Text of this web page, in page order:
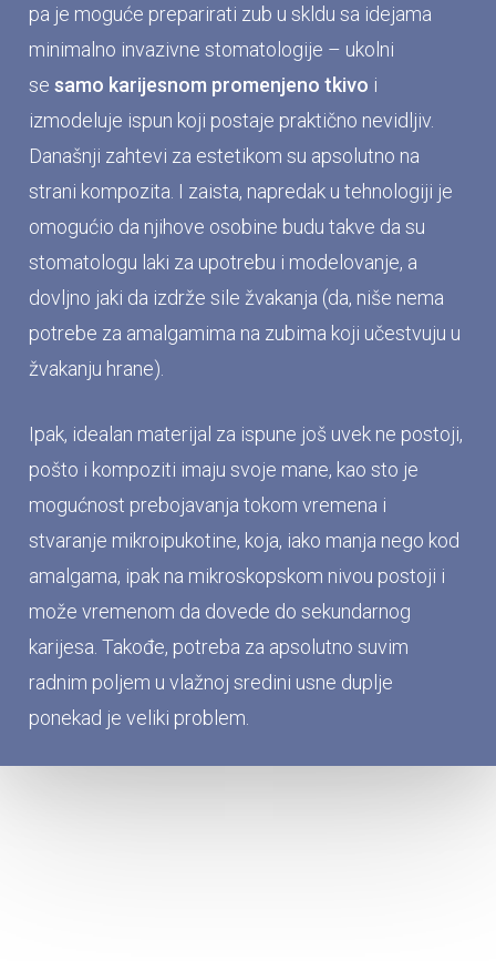
pa je moguće preparirati zub u skldu sa idejama
minimalno invazivne stomatologije – ukolni
se samo karijesnom promenjeno tkivo i
izmodeluje ispun koji postaje praktično nevidljiv.
Današnji zahtevi za estetikom su apsolutno na
strani kompozita. I zaista, napredak u tehnologiji je
omogućio da njihove osobine budu takve da su
stomatologu laki za upotrebu i modelovanje, a
dovljno jaki da izdrže sile žvakanja (da, niše nema
potrebe za amalgamima na zubima koji učestvuju u
žvakanju hrane).
Ipak, idealan materijal za ispune još uvek ne postoji,
pošto i kompoziti imaju svoje mane, kao sto je
mogućnost prebojavanja tokom vremena i
stvaranje mikroipukotine, koja, iako manja nego kod
amalgama, ipak na mikroskopskom nivou postoji i
može vremenom da dovede do sekundarnog
karijesa. Takođe, potreba za apsolutno suvim
radnim poljem u vlažnoj sredini usne duplje
ponekad je veliki problem.